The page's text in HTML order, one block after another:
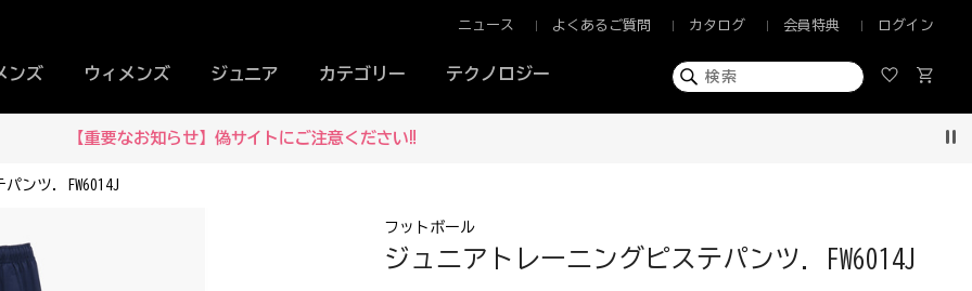
ンズ ウィメンズ ジュニア カテゴリー テクノロジー
ニュース よくあるご質問 カタログ 会員特典 ログイン
【重要なお知らせ】偽サイトにご注意ください‼
ンツ. FW6014J
フットボール
ジュニアトレーニングピステパンツ. FW6014J